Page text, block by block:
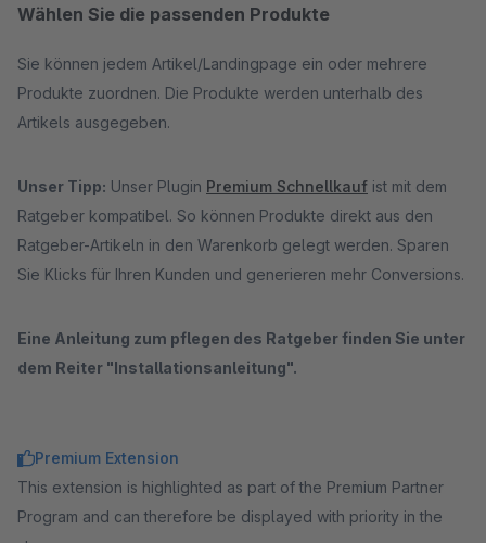
Wählen Sie die passenden Produkte
Sie können jedem Artikel/Landingpage ein oder mehrere
Produkte zuordnen. Die Produkte werden unterhalb des
Artikels ausgegeben.
Unser Tipp: Unser Plugin Premium Schnellkauf ist mit dem
Ratgeber kompatibel. So können Produkte direkt aus den
Ratgeber-Artikeln in den Warenkorb gelegt werden. Sparen
Sie Klicks für Ihren Kunden und generieren mehr Conversions.
Eine Anleitung zum pflegen des Ratgeber finden Sie unter
dem Reiter "Installationsanleitung".
Premium Extension
This extension is highlighted as part of the Premium Partner
Program and can therefore be displayed with priority in the